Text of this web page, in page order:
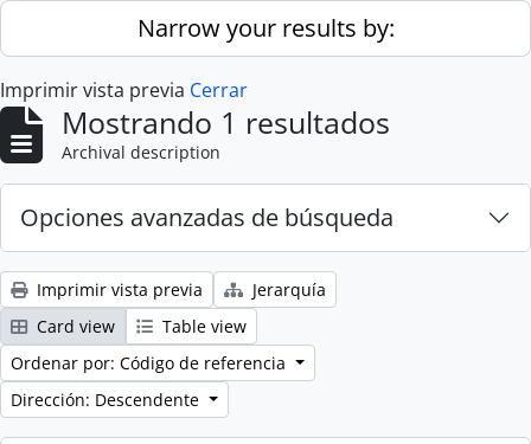
Skip to main contentNarrow your results by:
Imprimir vista previa Cerrar
Mostrando 1 resultados
Archival description
Opciones avanzadas de búsqueda
Imprimir vista previa
Jerarquía
Card view
Table view
Ordenar por: Código de referencia
Dirección: Descendente